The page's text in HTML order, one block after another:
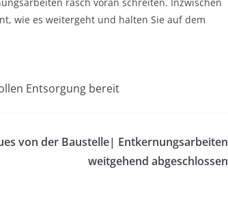
wie es weitergeht und halten Sie auf dem
Entsorgung bereit
von der Baustelle| Entkernungsarbeiten
weitgehend abgeschlossen